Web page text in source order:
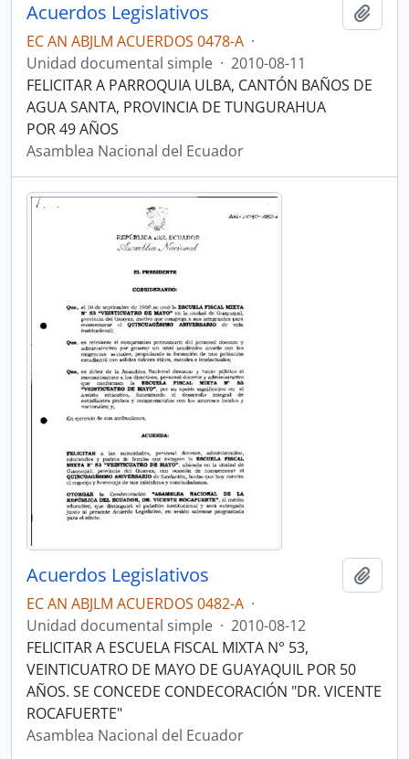
Acuerdos Legislativos
EC AN ABJLM ACUERDOS 0478-A ·
Unidad documental simple · 2010-08-11
FELICITAR A PARROQUIA ULBA, CANTÓN BAÑOS DE
AGUA SANTA, PROVINCIA DE TUNGURAHUA
POR 49 AÑOS
Asamblea Nacional del Ecuador
Acuerdos Legislativos
EC AN ABJLM ACUERDOS 0482-A ·
Unidad documental simple · 2010-08-12
FELICITAR A ESCUELA FISCAL MIXTA N° 53,
VEINTICUATRO DE MAYO DE GUAYAQUIL POR 50
AÑOS. SE CONCEDE CONDECORACIÓN "DR. VICENTE
ROCAFUERTE"
Asamblea Nacional del Ecuador